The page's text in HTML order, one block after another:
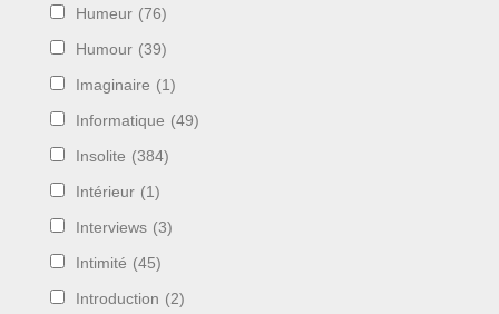
Humeur (76)
Humour (39)
Imaginaire (1)
Informatique (49)
Insolite (384)
Intérieur (1)
Interviews (3)
Intimité (45)
Introduction (2)